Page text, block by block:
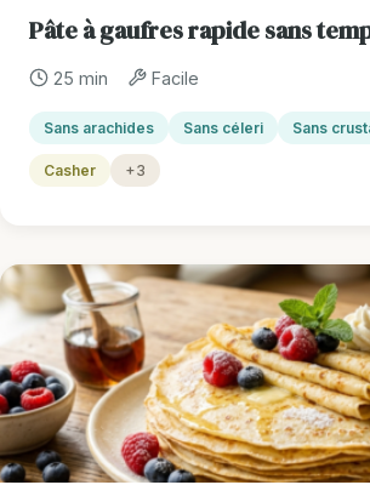
Pâte à gaufres rapide sans
25 min Facile
Sans arachides Sans céleri Sans
Casher +3